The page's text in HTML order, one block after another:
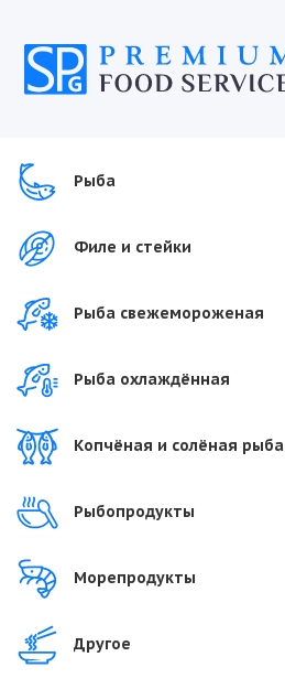
Рыба
Филе и стейки
Рыба свежемороженая
Рыба охлаждённая
Копчёная и солёная рыба
Рыбопродукты
Морепродукты
Другое